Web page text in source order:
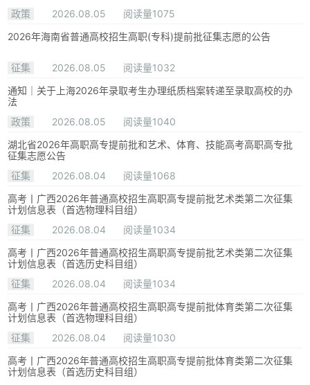
政策 2026.08.05
阅读量1075
2026年海南省普通高校招生高职(专科)提前批征集志愿的公告
征集 2026.08.05
阅读量1032
通知｜关于上海2026年录取考生办理纸质档案转递至录取高校的办
法
政策
2026.08.05
阅读量1040
湖北省2026年高职高专提前批和艺术、体育、技能高考高职高专批
征集志愿公告
征集
2026.08.04
阅读量1068
高考丨广西2026年普通高校招生高职高专提前批艺术类第二次征集
计划信息表（首选物理科目组）
征集
2026.08.04
阅读量1034
高考丨广西2026年普通高校招生高职高专提前批艺术类第二次征集
计划信息表（首选历史科目组）
征集
2026.08.04
阅读量1034
高考丨广西2026年普通高校招生高职高专提前批体育类第二次征集
计划信息表（首选物理科目组）
征集
2026.08.04
阅读量1030
高考丨广西2026年普通高校招生高职高专提前批体育类第二次征集
计划信息表（首选历史科目组）